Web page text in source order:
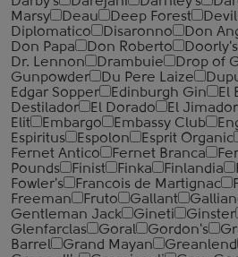
Marsy
Deau Deep Forest
Diplomatico
Disaronno Don
Don Papa
Don Roberto Doorly's
Dr. Lennon
Drambuie Drop of
Gunpowder
Du Pere Laize
Edgar Sopper
Edinburgh Gin El
Destilador
El Dorado El Jimador
Elit
Embargo Embassy Club
Espiritus
Espolon Esprit Organic
Fernet Antico
Fernet Branca
Pounds
Finist Finka Finlandia
Fowler's
Francois de Martignac
Freeman
Fruto Gallant
Gentleman Jack
Gineti Ginster
Glenfarclas
Goral Gordon's
Barrel
Grand Mayan Greanlend